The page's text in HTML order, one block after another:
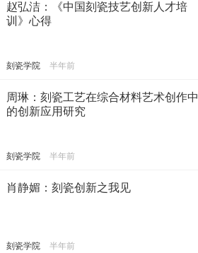
赵弘洁：《中国刻瓷技艺创新人才培
训》心得
刻瓷学院 半年前
周琳：刻瓷工艺在综合材料艺术创作中
的创新应用研究
刻瓷学院 半年前
肖静媚：刻瓷创新之我见
刻瓷学院 半年前